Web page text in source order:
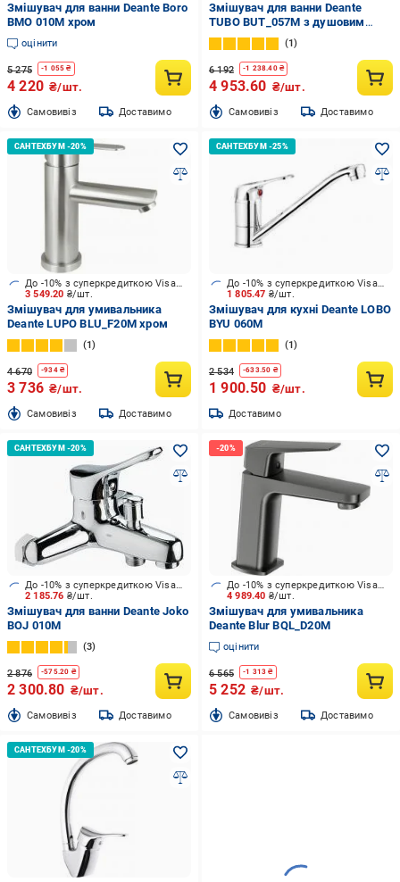
Змішувач для ванни Deante Boro
BMO 010M хром
оцінити
5 275 -1 055 ₴
4 220 ₴/шт.
Cамовивіз Доставимо
Змішувач для ванни Deante
TUBO BUT_057M з душовим
набором
1
6 192 -1 238.40₴
4 953.60 ₴/шт.
Cамовивіз Доставимо
3 549.20 ₴/шт.
До -10% з суперкредиткою Visa Вигода
Змішувач для умивальника
Deante LUPO BLU_F20M хром
1
4 670 -934₴
3 736 ₴/шт.
Cамовивіз Доставимо
1 805.47 ₴/шт.
До -10% з суперкредиткою Visa Вигода
Змішувач для кухні Deante LOBO
BYU 060M
1
2 534 -633.50 ₴
1 900.50 ₴/шт.
Доставимо
2 185.76 ₴/шт.
До -10% з суперкредиткою Visa Вигода
Змішувач для ванни Deante Joko
BOJ 010M
3
2 876 -575.20 ₴
2 300.80 ₴/шт.
Cамовивіз Доставимо
4 989.40 ₴/шт.
До -10% з суперкредиткою Visa Вигода
Змішувач для умивальника
Deante Blur BQL_D20M
оцінити
6 565 -1 313 ₴
5 252 ₴/шт.
Cамовивіз Доставимо